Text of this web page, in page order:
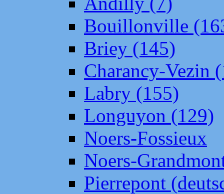
Bouillonville
Briey (145)
Charancy-Vezin
Labry (155)
Longuyon (129)
Noers-Fossieux
Noers-
Pierrepont